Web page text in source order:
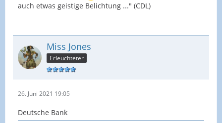
auch etwas geistige Belichtung ..." (CDL)
Miss Jones
Erleuchteter
26. Juni 2021 19:05
Deutsche Bank